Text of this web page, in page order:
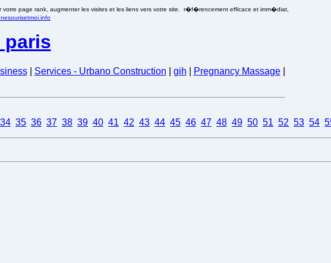
page rank, augmenter les visites et les liens vers votre site. r�f�rencement efficace et imm�diat,
| Services - Urbano Construction gih Pregnancy Massage|
34 35 36 37 38 39 40 41 42 43 44 45 46 47 48 49 50 51 52 53 54